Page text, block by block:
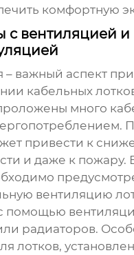
комфортную
с вентиляцией и
– важный аспект при
кабельных
много
привести к
и даже к пожару.
вентиляцию
помощью
радиаторов.
лотков,